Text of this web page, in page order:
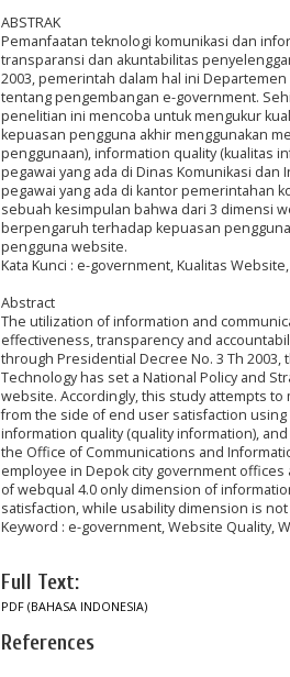
ABSTRAK
Pemanfaatan teknologi komunikasi dan
transparansi dan akuntabilitas
2003, pemerintah dalam hal ini
tentang pengembangan e-government.
penelitian ini mencoba untuk mengukur
kepuasan pengguna akhir menggunakan
penggunaan), information quality (kualitas
pegawai yang ada di Dinas Komunikasi
pegawai yang ada di kantor pemerintahan
sebuah kesimpulan bahwa dari 3 dimensi
berpengaruh terhadap kepuasan
pengguna website.
Kata Kunci : e-government, Kualitas
Abstract
The utilization of information and
effectiveness, transparency and
through Presidential Decree No. 3 Th
Technology has set a National Policy and
website. Accordingly, this study attempts
from the side of end user satisfaction
information quality (quality information),
the Office of Communications and
employee in Depok city government
of webqual 4.0 only dimension of
satisfaction, while usability dimension is
Keyword : e-government, Website Quality,
Full Text:
PDF (BAHASA INDONESIA)
References